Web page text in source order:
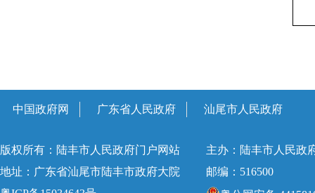
中国政府网 广东省人民政府 汕尾市人民政府
版权所有：陆丰市人民政府门户网站
主办：陆丰市人民政
地址：广东省汕尾市陆丰市政府大院
邮编：516500